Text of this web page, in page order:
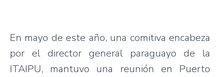
En mayo de este año, una comitiva encabeza
por el director general paraguayo de la
ITAIPU, mantuvo una reunión en Puerto